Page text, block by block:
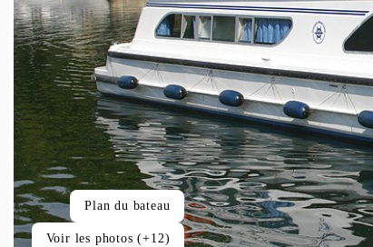
Plan du bateau
Voir les photos (+12)